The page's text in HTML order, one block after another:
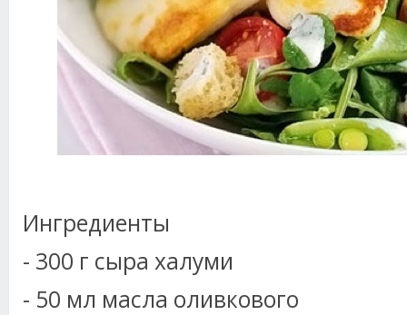
Ингредиенты
- 300 г сыра халуми
- 50 мл масла оливкового